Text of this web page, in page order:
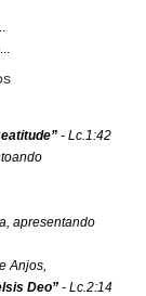
- Lc.1:42
apresentando
Anjos,
Deo” - Lc.2:14